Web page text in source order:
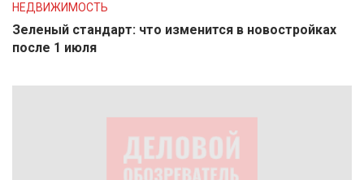
НЕДВИЖИМОСТЬ
Зеленый стандарт: что изменится в новостройках
после 1 июля